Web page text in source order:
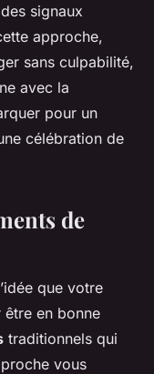
signaux
approche,
sans culpabilité,
avec la
pour un
célébration de
de
que votre
en bonne
traditionnels qui
vous